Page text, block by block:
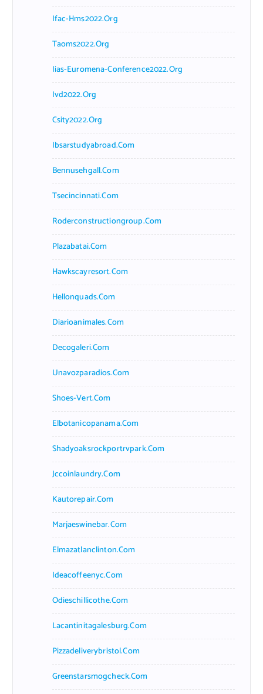
Ifac-Hms2022.org
Taoms2022.org
Iias-Euromena-Conference2022.org
Ivd2022.org
Csity2022.org
Ibsarstudyabroad.com
Bennusehgall.com
Tsecincinnati.com
Roderconstructiongroup.com
Plazabatai.com
Hawkscayresort.com
Hellonquads.com
Diarioanimales.com
Decogaleri.com
Unavozparadios.com
Shoes-Vert.com
Elbotanicopanama.com
Shadyoaksrockportrvpark.com
Jccoinlaundry.com
Kautorepair.com
Marjaeswinebar.com
Elmazatlanclinton.com
Ideacoffeenyc.com
Odieschillicothe.com
Lacantinitagalesburg.com
Pizzadeliverybristol.com
Greenstarsmogcheck.com